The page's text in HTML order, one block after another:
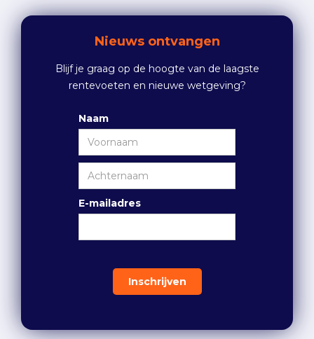
Nieuws ontvangen
Blijf je graag op de hoogte van de laagste
rentevoeten en nieuwe wetgeving?
Naam
E-mailadres